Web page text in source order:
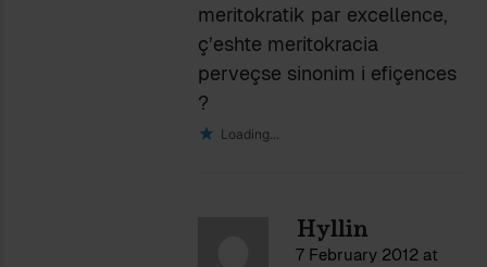
meritokratik par excellence,
ç’eshte meritokracia
perveçse sinonim i efiçences
?
Loading...
Hyllin
7 February 2012 at